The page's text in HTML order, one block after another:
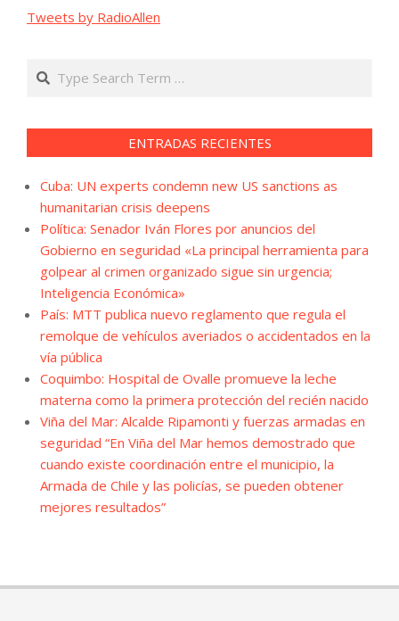
Tweets by RadioAllen
Search
ENTRADAS RECIENTES
Cuba: UN experts condemn new US sanctions as
humanitarian crisis deepens
Política: Senador Iván Flores por anuncios del
Gobierno en seguridad «La principal herramienta para
golpear al crimen organizado sigue sin urgencia;
Inteligencia Económica»
País: MTT publica nuevo reglamento que regula el
remolque de vehículos averiados o accidentados en la
vía pública
Coquimbo: Hospital de Ovalle promueve la leche
materna como la primera protección del recién nacido
Viña del Mar: Alcalde Ripamonti y fuerzas armadas en
seguridad “En Viña del Mar hemos demostrado que
cuando existe coordinación entre el municipio, la
Armada de Chile y las policías, se pueden obtener
mejores resultados”